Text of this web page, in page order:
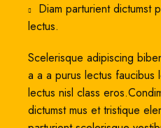
Diam parturient dictumst
lectus.
Scelerisque adipiscing
a a a purus lectus faucibus
lectus nisl class
dictumst mus et tristique